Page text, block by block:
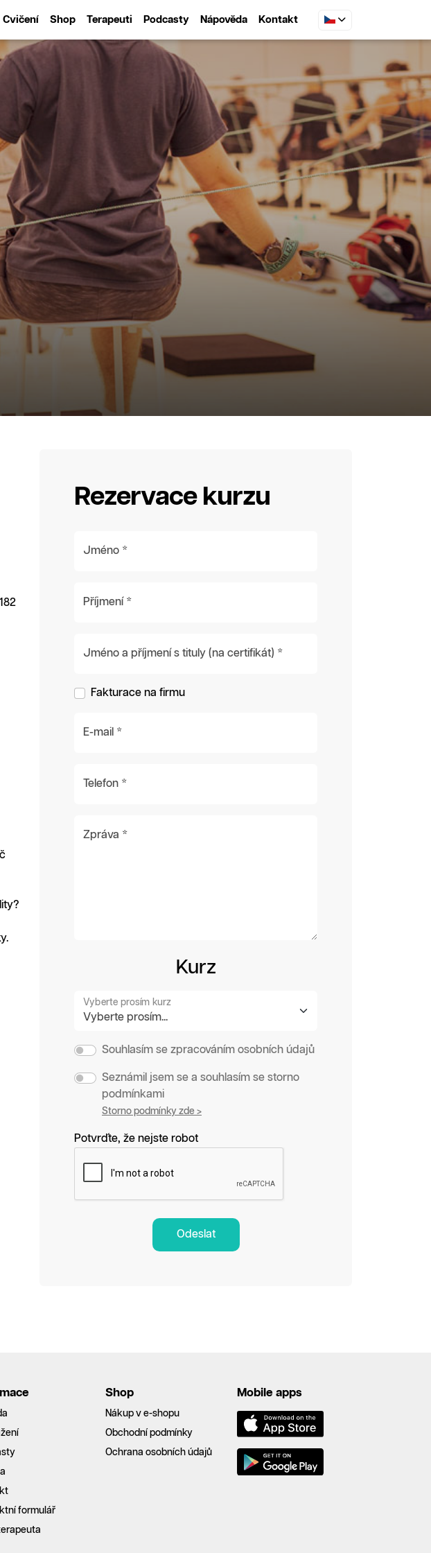
Cvičení Shop Terapeuti Podcasty Nápověda Kontakt
Rezervace kurzu
Jméno *
Příjmení *
Jméno a příjmení s tituly (na certifikát) *
Fakturace na firmu
E-mail *
Telefon *
Zpráva *
Kurz
Vyberte prosím kurz
Souhlasím se zpracováním osobních údajů
Seznámil jsem se a souhlasím se storno
podmínkami
Storno podmínky zde >
Potvrďte, že nejste robot
Odeslat
formulář
Shop
Nákup v e-shopu
Obchodní podmínky
Ochrana osobních údajů
Mobile apps